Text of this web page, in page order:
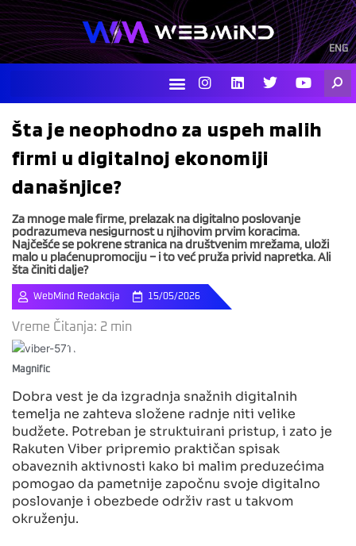
Skip
to
content
ENG
I
n
s
a
r
L
i
n
e
i
T
w
i
t
Y
o
u
u
Šta je neophodno za uspeh malih
firmi u digitalnoj ekonomiji
današnjice?
Za mnoge male firme, prelazak na digitalno poslovanje
podrazumeva nesigurnost u njihovim prvim koracima.
Najčešće se pokrene stranica na društvenim mrežama, uloži
malo u plaćenupromociju – i to već pruža privid napretka. Ali
šta činiti dalje?
WebMind Redakcija 15/05/2026
Vreme Čitanja: 2 min
Magnific
Dobra vest je da izgradnja snažnih digitalnih
temelja ne zahteva složene radnje niti velike
budžete. Potreban je struktuirani pristup, i zato je
Rakuten Viber pripremio praktičan spisak
obaveznih aktivnosti kako bi malim preduzećima
pomogao da pametnije započnu svoje digitalno
poslovanje i obezbede održiv rast u takvom
okruženju.